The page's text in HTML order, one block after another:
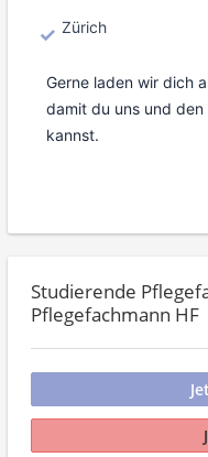
Zürich
Gerne laden wir dich
damit du uns und
kannst.
Studierende
Pflegefachmann HF